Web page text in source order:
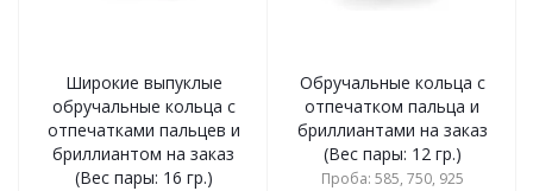
Широкие выпуклые
обручальные кольца с
отпечатками пальцев и
бриллиантом на заказ
(Вес пары: 16 гр.)
Обручальные кольца с
отпечатком пальца и
бриллиантами на заказ
(Вес пары: 12 гр.)
Проба: 585, 750, 925